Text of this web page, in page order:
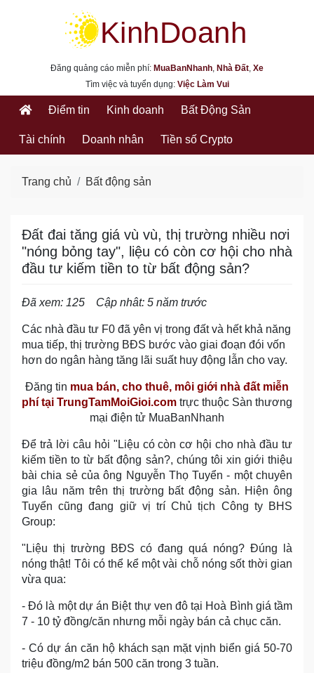
kinhdoanh.muabannhanh.com
Đăng quảng cáo miễn phí: MuaBanNhanh, Nhà Đất, Xe
Tìm việc và tuyển dụng: Việc Làm Vui
Điểm tin Kinh doanh Bất Động Sản
Tài chính Doanh nhân Tiền số Crypto
Trang chủ Bất động sản
Đất đai tăng giá vù vù, thị trường nhiều nơi
"nóng bỏng tay", liệu có còn cơ hội cho nhà
đầu tư kiếm tiền to từ bất động sản?
Đã xem: 125 Cập nhât: 5 năm trước
Các nhà đầu tư F0 đã yên vị trong đất và hết khả năng
mua tiếp, thị trường BĐS bước vào giai đoạn đói vốn
hơn do ngân hàng tăng lãi suất huy động lẫn cho vay.
Đăng tin mua bán, cho thuê, môi giới nhà đất miễn
phí tại TrungTamMoiGioi.com trực thuộc Sàn thương
mại điện tử MuaBanNhanh
Để trả lời câu hỏi "Liệu có còn cơ hội cho nhà đầu tư
kiếm tiền to từ bất động sản?, chúng tôi xin giới thiệu
bài chia sẻ của ông Nguyễn Thọ Tuyển - một chuyên
gia lâu năm trên thị trường bất động sản. Hiện ông
Tuyển cũng đang giữ vị trí Chủ tịch Công ty BHS
Group:
"Liệu thị trường BĐS có đang quá nóng? Đúng là
nóng thật! Tôi có thể kể một vài chỗ nóng sốt thời gian
vừa qua:
- Đó là một dự án Biệt thự ven đô tại Hoà Bình giá tầm
7 - 10 tỷ đồng/căn nhưng mỗi ngày bán cả chục căn.
- Có dự án căn hộ khách sạn mặt vịnh biển giá 50-70
triệu đồng/m2 bán 500 căn trong 3 tuần.